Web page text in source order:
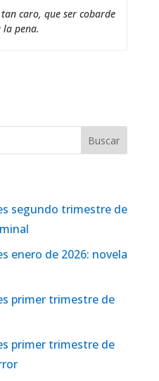
caro, que ser cobarde
la pena.
segundo trimestre de
enero de 2026: novela
primer trimestre de
primer trimestre de